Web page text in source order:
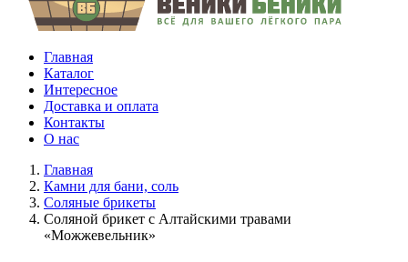
Главная
Каталог
Интересное
Доставка и оплата
Контакты
О нас
Главная
Камни для бани, соль
Соляные брикеты
Соляной брикет с Алтайскими травами
«Можжевельник»